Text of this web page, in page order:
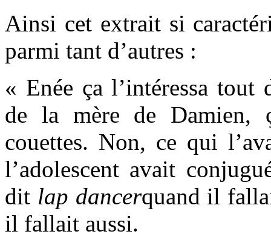
Ainsi cet extrait si
parmi tant d’autres :
« Enée ça l’intéressa tout
de la mère de Damien,
couettes. Non, ce qui
l’adolescent avait
dit lap dancerquand il
il fallait aussi.